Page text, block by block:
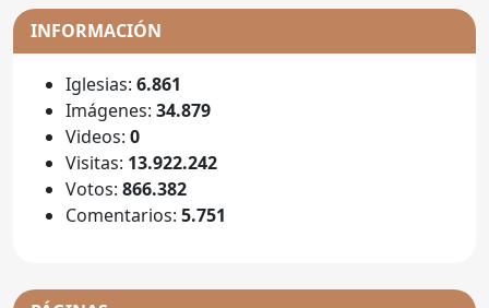
INFORMACIÓN
Iglesias: 6.861
Imágenes: 34.879
Videos: 0
Visitas: 13.922.242
Votos: 866.382
Comentarios: 5.751